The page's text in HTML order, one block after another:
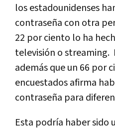
los estadounidenses
contraseña con otra
22 por ciento lo ha
televisión o streaming.
además que un 66 por
encuestados afirma
contraseña para
Esta podría haber sido